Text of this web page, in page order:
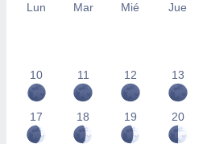
Lun Mar Mié Jue
10 11 12 13
17 18 19 20